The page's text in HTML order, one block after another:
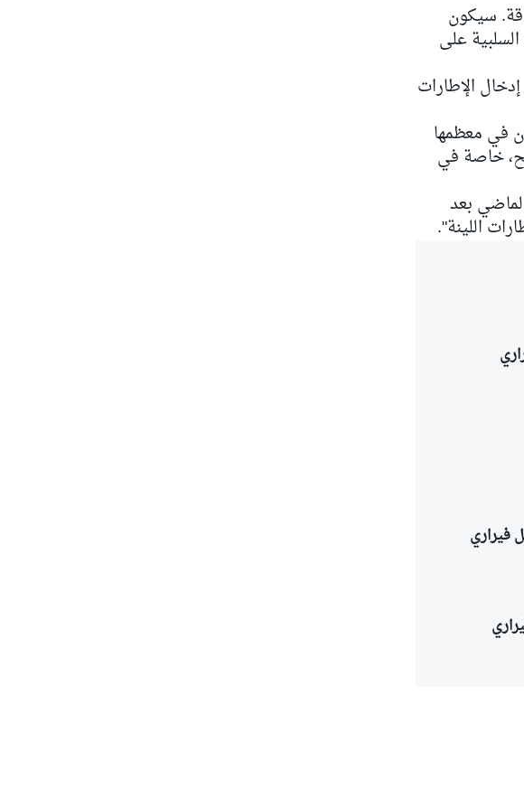
الطاقة. سيكون
على
الإطارات
في معظمها
خاصة في
بعد
اللينة".
فيراري